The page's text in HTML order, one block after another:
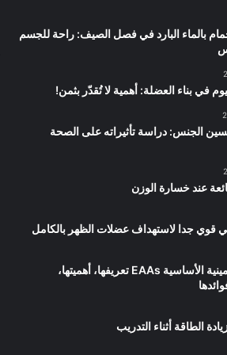
بالماء البارد في فصل الصيف: راحة للجسم
في بناء العضلة: أهمية لا تُقدّر بثمن!
الجنس: دراسة تأثيراته على الصحة
عند خسارة الوزن
قوي جدا لاستهداف عضلات الظهر بالكامل
الأحماض الأمينية الأساسية EAAs تعريفها، أهميتها،